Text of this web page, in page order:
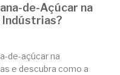
de-Açúcar na
de-açúcar na
e descubra como a